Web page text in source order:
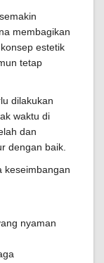
membagikan
estetik
tetap
dilakukan
waktu di
dan
dengan baik.
keseimbangan
nyaman